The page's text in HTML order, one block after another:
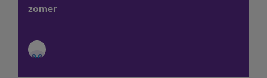
zomer